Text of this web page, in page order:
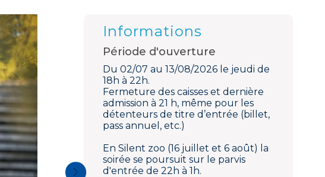
Informations
Période d'ouverture
Du 02/07 au 13/08/2026 le jeudi de
18h à 22h.
Fermeture des caisses et dernière
admission à 21 h, même pour les
détenteurs de titre d’entrée (billet,
pass annuel, etc.)
En Silent zoo (16 juillet et 6 août) la
soirée se poursuit sur le parvis
d'entrée de 22h à 1h.